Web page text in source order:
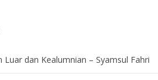
dan Kealumnian – Syamsul Fahri